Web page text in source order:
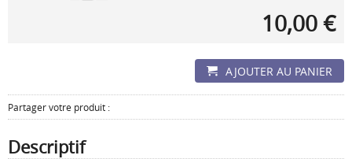
10,00 €
AJOUTER AU PANIER
Partager votre produit :
Descriptif